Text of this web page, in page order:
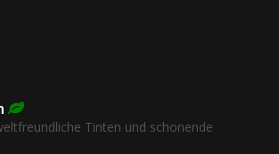
Tinten und schonende